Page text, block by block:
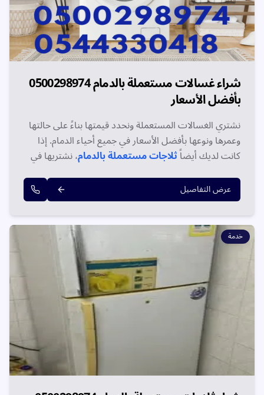
شراء غسالات مستعملة بالدمام 0500298974
بأفضل الأسعار
نشتري الغسالات المستعملة ونحدد قيمتها بناءً على حالتها
وعمرها ونوعها بأفضل الأسعار في جميع أحياء الدمام. إذا
كانت لديك أيضاًثلاجات مستعملة بالدمام، نشتريها في
عرض التفاصيل
خدمة